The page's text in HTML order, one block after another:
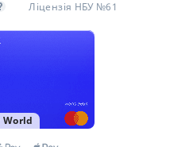
Ліцензія НБУ №61
World